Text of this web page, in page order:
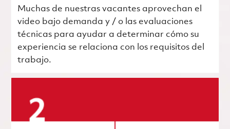
Muchas de nuestras vacantes aprovechan el
video bajo demanda y / o las evaluaciones
técnicas para ayudar a determinar cómo su
experiencia se relaciona con los requisitos del
trabajo.